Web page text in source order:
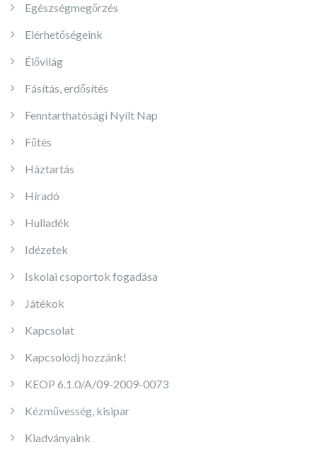
Egészségmegőrzés
Elérhetőségeink
Élővilág
Fásítás, erdősítés
Fenntarthatósági Nyílt Nap
Fűtés
Háztartás
Híradó
Hulladék
Idézetek
Iskolai csoportok fogadása
Játékok
Kapcsolat
Kapcsolódj hozzánk!
KEOP 6.1.0/A/09-2009-0073
Kézművesség, kisipar
Kiadványaink